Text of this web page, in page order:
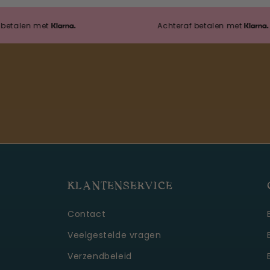
met Achteraf betalen met
KLANTENSERVICE
Contact
Veelgestelde vragen
Verzendbeleid